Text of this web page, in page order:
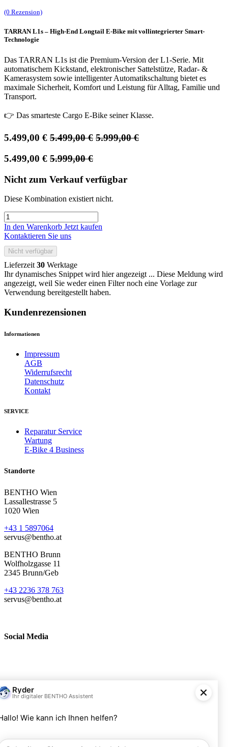
(0 Rezension)
TARRAN L1s – High-End Longtail E-Bike mit vollintegrierter Smart-
Technologie
Das TARRAN L1s ist die Premium-Version der L1-Serie. Mit
automatischem Kickstand, elektronischer Sattelstütze, Radar- &
Kamerasystem sowie intelligenter Automatikschaltung bietet es
maximale Sicherheit, Komfort und Leistung für Alltag, Familie und
Transport.
👉 Das smarteste Cargo E-Bike seiner Klasse.
5.499,00 € 5.499,00€ 5.999,00€
5.499,00 € 5.999,00€
Nicht zum Verkauf verfügbar
Diese Kombination existiert nicht.
In den Warenkorb Jetzt kaufen
Kontaktieren Sie uns
Nicht verfügbar
Lieferzeit30 Werktage
Ihr dynamisches Snippet wird hier angezeigt ... Diese Meldung wird
angezeigt, weil Sie weder einen Filter noch eine Vorlage zur
Verwendung bereitgestellt haben.
Kundenrezensionen
Informationen
Impressum
AGB
Widerrufsrecht
Datenschutz
Kontakt
SERVICE
Reparatur Service
Wartung
E-Bike 4 Business
Standorte
BENTHO Wien
Lassallestrasse 5
1020 Wien
+43 1 5897064
servus@bentho.at
BENTHO Brunn
Wolfholzgasse 11
2345 Brunn/Geb
+43 2236 378 763
servus@bentho.at
Social Media
BENTHO eMobility GmbH
Wolfholzgasse 11
+43 2236 378763